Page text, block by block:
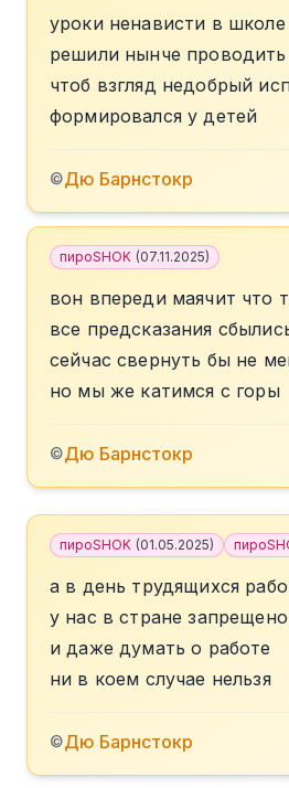
уроки ненависти в школе
решили нынче проводить
чтоб взгляд недобрый
формировался у детей
©Дю Барнстокр
пироSHOK (07.11.2025)
вон впереди маячит что
все предсказания
сейчас свернуть бы не
но мы же катимся с горы
©Дю Барнстокр
пироSHOK (01.05.2025)
а в день трудящихся
у нас в стране запрещено
и даже думать о работе
ни в коем случае нельзя
©Дю Барнстокр